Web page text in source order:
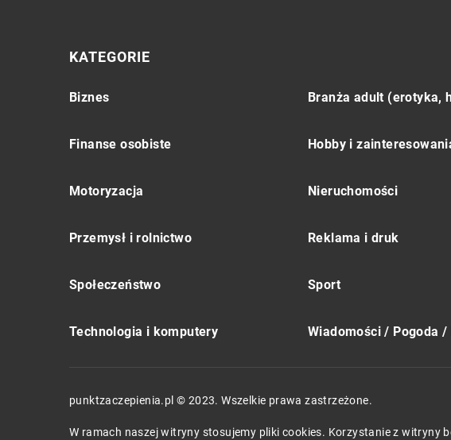
KATEGORIE
Biznes Branża adult (erotyka,
Finanse osobiste Hobby i
Motoryzacja Nieruchomości
Przemysł i rolnictwo Reklama i druk
Społeczeństwo Sport
Technologia i komputery Wiadomości / Pogoda
punktzaczepienia.pl © 2023. Wszelkie prawa zastrzeżone.
W ramach naszej witryny stosujemy pliki cookies. Korzystanie z witryny